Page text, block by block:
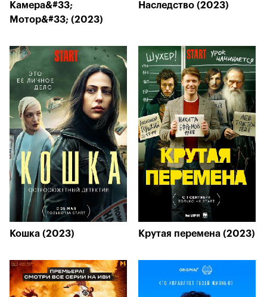
Камера&#33;
Мотор&#33; (2023)
Наследство (2023)
Кошка (2023) Крутая перемена (2023)